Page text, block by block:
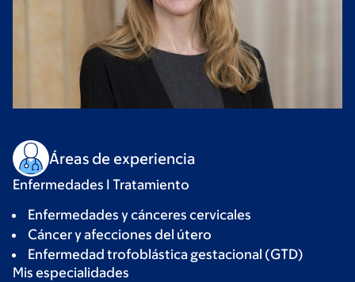
Áreas de experiencia
Enfermedades I Tratamiento
Enfermedades y cánceres cervicales
Cáncer y afecciones del útero
Enfermedad trofoblástica gestacional (GTD)
Mis especialidades